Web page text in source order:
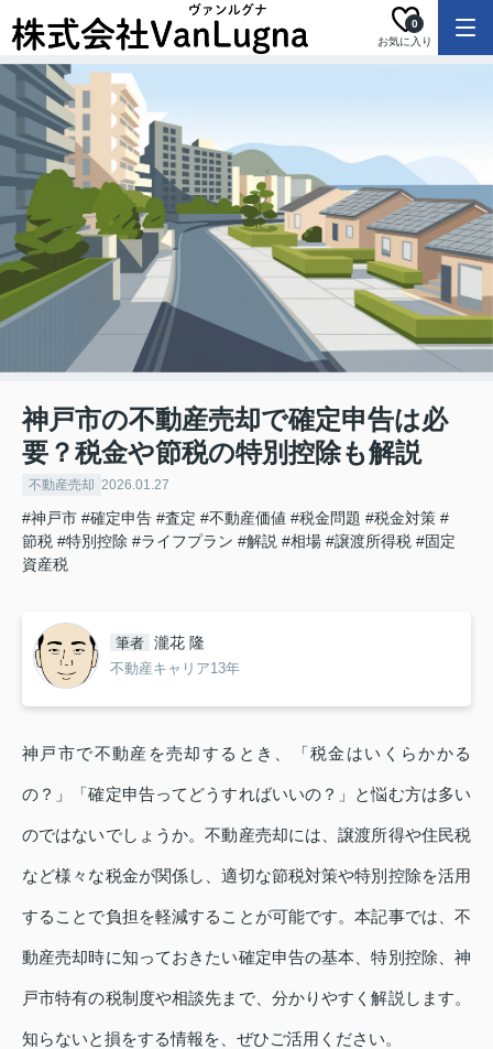
お気に入り
0
神戸市の不動産売却で確定申告は必
要？税金や節税の特別控除も解説
不動産売却 2026.01.27
#神戸市 #確定申告 #査定 #不動産価値 #税金問題 #税金対策 #
節税 #特別控除 #ライフプラン #解説 #相場 #譲渡所得税 #固定
資産税
筆者 瀧花 隆
不動産キャリア13年
神戸市で不動産を売却するとき、「税金はいくらかかる
の？」「確定申告ってどうすればいいの？」と悩む方は多い
のではないでしょうか。不動産売却には、譲渡所得や住民税
など様々な税金が関係し、適切な節税対策や特別控除を活用
することで負担を軽減することが可能です。本記事では、不
動産売却時に知っておきたい確定申告の基本、特別控除、神
戸市特有の税制度や相談先まで、分かりやすく解説します。
知らないと損をする情報を、ぜひご活用ください。